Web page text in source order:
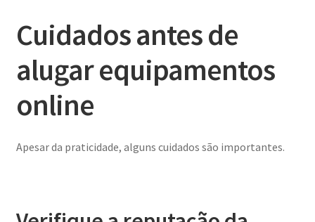
Cuidados antes de
alugar equipamentos
online
Apesar da praticidade, alguns cuidados são importantes.